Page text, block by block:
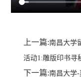
上一篇:南昌大学
活动1:雕版印书寻
下一篇:南昌大学-